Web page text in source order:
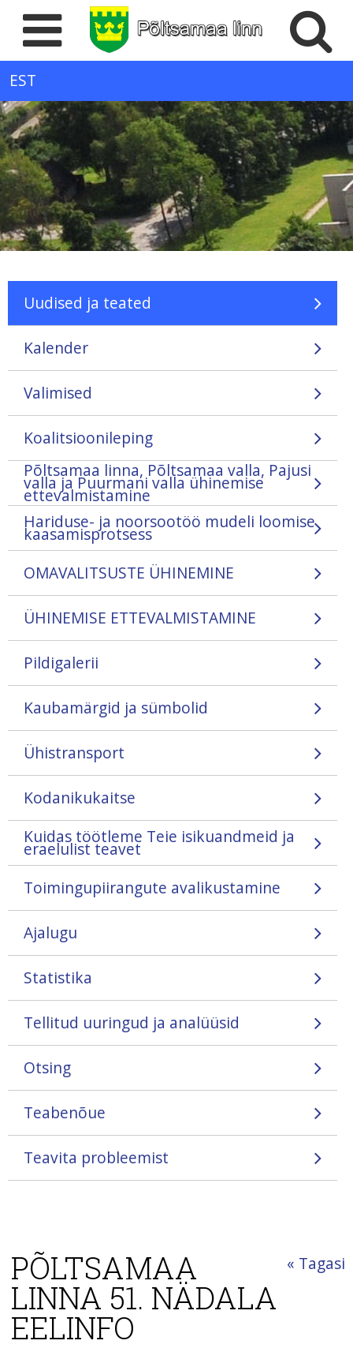
EST
Uudised ja teated
Kalender
Valimised
Koalitsioonileping
Põltsamaa linna, Põltsamaa valla, Pajusi
valla ja Puurmani valla ühinemise
ettevalmistamine
Hariduse- ja noorsootöö mudeli loomise
kaasamisprotsess
OMAVALITSUSTE ÜHINEMINE
ÜHINEMISE ETTEVALMISTAMINE
Pildigalerii
Kaubamärgid ja sümbolid
Ühistransport
Kodanikukaitse
Kuidas töötleme Teie isikuandmeid ja
eraelulist teavet
Toimingupiirangute avalikustamine
Ajalugu
Statistika
Tellitud uuringud ja analüüsid
Otsing
Teabenõue
Teavita probleemist
« Tagasi
PÕLTSAMAA
LINNA 51. NÄDALA
EELINFO